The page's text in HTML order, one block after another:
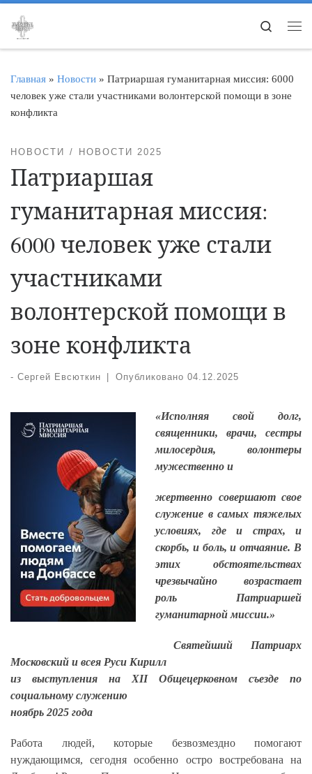
Перейти к содержимому
Search
Главная » Новости » Патриаршая гуманитарная миссия: 6000
человек уже стали участниками волонтерской помощи в зоне
конфликта
НОВОСТИ НОВОСТИ 2025
Патриаршая
гуманитарная миссия:
6000 человек уже стали
участниками
волонтерской помощи в
зоне конфликта
- Сергей Евсюткин Опубликовано 04.12.2025
«Исполняя свой долг,
священники, врачи, сестры
милосердия, волонтеры
мужественно и
жертвенно совершают свое
служение в самых тяжелых
условиях, где и страх, и
скорбь, и боль, и отчаяние. В
этих обстоятельствах
чрезвычайно возрастает
роль Патриаршей
гуманитарной миссии.»
Святейший Патриарх
Московский и всея Руси Кирилл
из выступления на ХII
Общецерковном съезде по
социальному служению
ноябрь 2025 года
Работа людей, которые безвозмездно помогают
нуждающимся, сегодня особенно остро востребована на